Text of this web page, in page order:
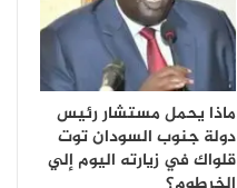
ماذا يحمل مستشار رئيس
دولة جنوب السودان توت
قلواك في زيارته اليوم إلي